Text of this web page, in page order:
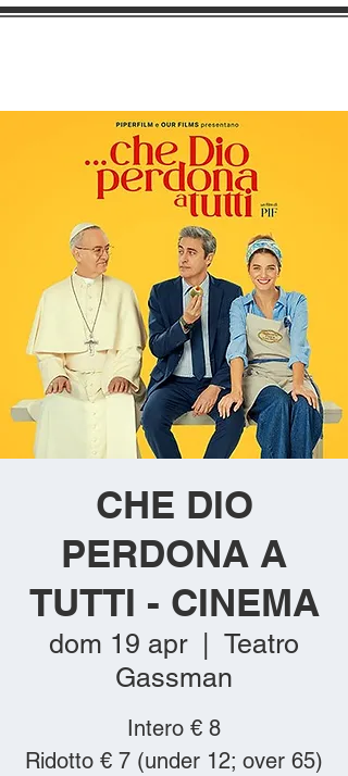
CHE DIO
PERDONA A
TUTTI - CINEMA
dom 19 apr
  |
Teatro
Gassman
Intero € 8
Ridotto € 7 (under 12; over 65)